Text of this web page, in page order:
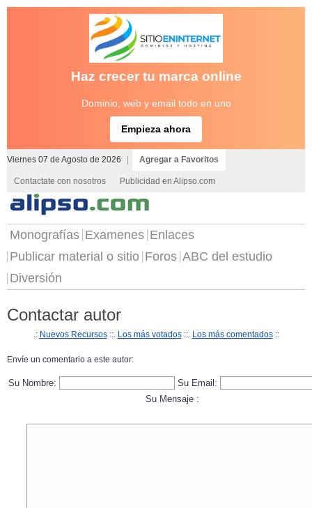
Haz crecer tu marca online
Dominio, web y email todo en uno
Empieza ahora
Viernes 07 de Agosto de 2026 Agregar a Favoritos
Contactate con nosotros Publicidad en Alipso.com
Monografías Examenes Enlaces
Publicar material o sitio Foros ABC del estudio
Diversión
Contactar autor
.: Nuevos Recursos::. Los más votados::. Los más comentados::
Envíe un comentario a este autor:
Su Nombre:
Su Email:
Su Mensaje :